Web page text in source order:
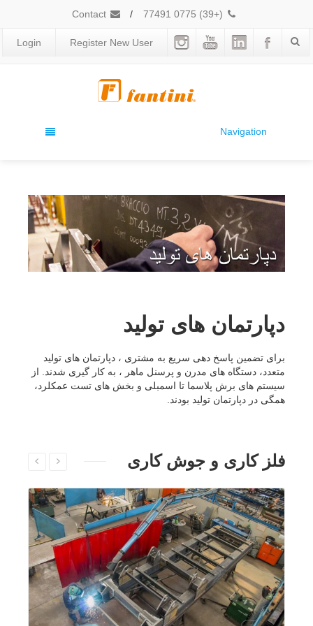
(+39) 0775 77491
/
Contact
Login Register New User
Navigation
دپارتمان های تولید
برای تضمین پاسخ دهی سریع به مشتری ، دپارتمان های تولید
متعدد، دستگاه های مدرن و پرسنل ماهر ، به کار گیری شدند. از
سیستم های برش پلاسما تا اسمبلی و بخش های تست عمکلرد،
همگی در دپارتمان تولید بودند.
فلز کاری و جوش کاری